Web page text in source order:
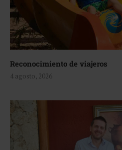
Reconocimiento de viajeros
4 agosto, 2026